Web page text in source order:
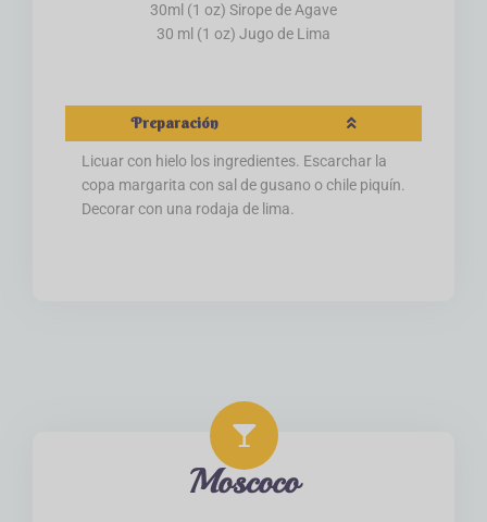
30ml (1 oz) Sirope de Agave
30 ml (1 oz) Jugo de Lima
Preparación
Licuar con hielo los ingredientes. Escarchar la
copa margarita con sal de gusano o chile piquín.
Decorar con una rodaja de lima.
Moscoco